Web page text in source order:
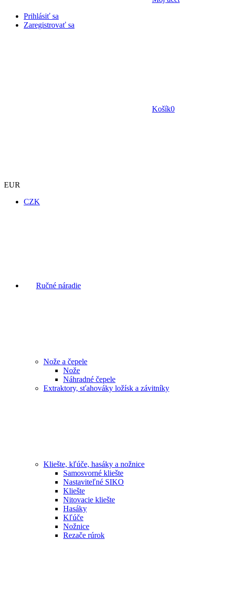
Prihlásiť sa
Zaregistrovať sa
Košík0
EUR
CZK
Ručné náradie
Nože a čepele
Nože
Náhradné čepele
Extraktory, sťahováky ložísk a závitníky
Kliešte, kľúče, hasáky a nožnice
Samosvorné kliešte
Nastaviteľné SIKO
Kliešte
Nitovacie kliešte
Hasáky
Kľúče
Nožnice
Rezače rúrok